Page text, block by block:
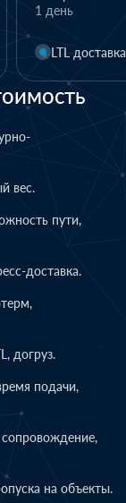
вес.
пути,
доставка.
догруз.
подачи,
на объекты.
1 день
LTL